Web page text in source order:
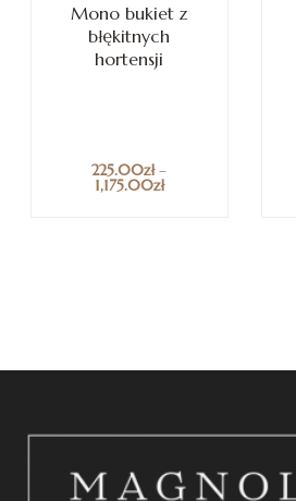
Mono bukiet z
błękitnych
hortensji
225.00zł–
1,175.00zł